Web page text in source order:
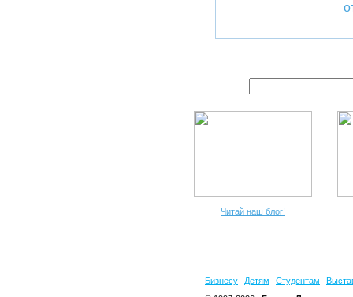
Читай наш блог!
Бизнесу Детям Студентам